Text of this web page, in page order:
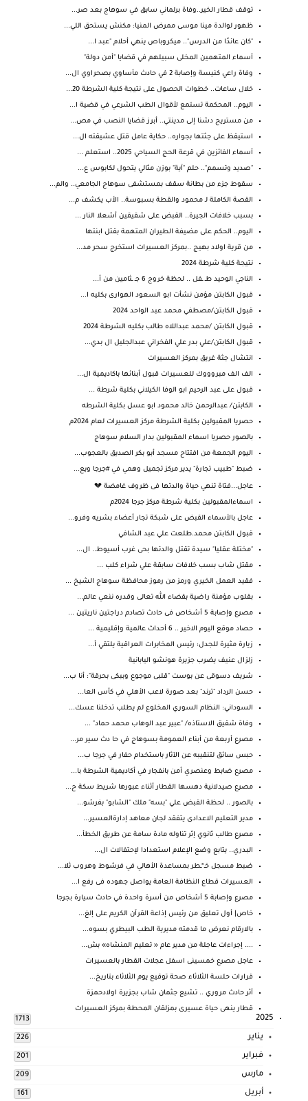
توقف قطار الخير..وفاة برلماني سابق في سوهاج بعد صر...
ظهور لوالدة مينا موسى ممرض المنيا: مكنش يستحق اللي...
"كان عائدًا من الدرس".. ميكروباص ينهي أحلام "عبد ا...
أسماء المتهمين المخلى سبيلهم في قضايا "أمن دولة"
وفاة راعي كنيسة وإصابة 2 في حادث مأساوي بصحراوي ال...
خلال ساعات.. خطوات الحصول على نتيجة كلية الشرطة 20...
اليوم.. المحكمة تستمع لأقوال الطب الشرعي في قضية ا...
من مستريح دشنا إلى مدينتي.. أبرز قضايا النصب في مص...
استيقظ على جثتها بجواره.. حكاية عامل قتل عشيقته ال...
أسماء الفائزين في قرعة الحج السياحي 2025.. استعلم ...
"صديد وتسمم".. حلم "آية" بوزن مثالي يتحول لكابوس ع...
سقوط جزء من بطانة سقف بمستشفى سوهاج الجامعي.. والم...
القصة الكاملة لـ محمود والقطة بسبوسة.. الأب يكشف م...
بسبب خلافات الجيرة.. القبض على شقيقين أشعلا النار ...
اليوم.. الحكم على مضيفة الطيران المتهمة بقتل ابنتها
من قرية اولاد بهيج ..بمركز العسيرات استخرج سحر مد...
نتيجة كلية شرطة 2024
الناجي الوحيد طـ ـفل .. لحظة خروج 6 جـ ـثامين من أ...
قبول الكابتن مؤمن نشأت ابو السعود الهوارى بكليه ا...
قبول الكابتن/مصطفي محمد عبد الواحد 2024
قبول الكابتن /محمد عبداللاه طالب بكليه الشرطة 2024
قبول الكابتن/علي بدر علي الفخراني عبدالجليل ال بدي...
انتشال جثة غريق بمركز العسيرات
الف الف مبروووك للعسيرات قبول أبنائها باكاديمية ال...
قبول على عبد الرحيم ابو الوفا الكيلاني بكلية شرطة ...
الكابتن/ عبدالرحمن خالد محمود ابو عسل بكلية الشرطه
حصريا المقبولين بكلية الشرطة مركز العسيرات لعام 2024م
بالصور حصريا اسماء المقبولين بدار السلام سوهاج
اليوم الجمعة من افتتاح مسجد أبو بكر الصديق بالعجوب...
ضبط "طبيب تجارة" يدير مركز تجميل وهمي في #جرجا ويع...
عاجل...فتاة تنهي حياة والدتها فى ظروف غامضة 💔
اسماءالمقبولين بكلية شرطة مركز جرجا 2024م
عاجل بالأسماء القبض على شبكة تجار أعضاء بشريه وفرو...
قبول الكابتن محمد.طلعت علي عبد الشافي
"مختلة عقليا" سيدة تقتل والدتها بحى غرب أسيوط.. ال...
مقتل شاب بسب خلافات سابقة علي شراء كلب ...
فقيد العمل الخيري ورمز من رموز محافظة سوهاج الشيخ ...
بقلوب مؤمنة راضية بقضاء الله تعالى وقدره ننعي عالم...
مصرع وإصابة 5 أشخاص فى حادث تصادم دراجتين ناريتين ...
حصاد موقع اليوم الاخير .. 6 أحداث عالمية وإقليمية ...
زيارة مثيرة للجدل: رئيس المخابرات العراقية يلتقي أ...
زلزال عنيف يضرب جزيرة هونشو اليابانية
شريف دسوقى عن بوست "قلبى موجوع وببكى بحرقة": أنا ب...
حسن الرداد "ترند" بعد صورة لاعب الأهلي في كأس العا...
السوداني: النظام السوري المخلوع لم يطلب تدخلنا عسك...
وفاة شقيق الاستاذه/ "عبير عبد الوهاب محمد حماد" ...
مصرع أربعة من أبناء العمومة بسوهاج في حا دث سير مر...
حبس سائق لتنقيبه عن الآثار باستخدام حفار في جرجا ب...
مصرع ضابط وعنصري أمن بانفجار في أكاديمية الشرطة با...
مصرع صيدلانية دهسها القطار أثناء عبورها شريط سكة ح...
بالصور .. لحظة القبض علي "بسه" ملك "الشابو" بفرشو...
مدير التعليم الاعدادى يتفقد لجان معاهد إدارةالعسير...
مصرع طالب ثانوي إثر تناوله مادة سامة عن طريق الخطأ...
البدري.. يتابع وضع الإعلام استعدادا لإحتفالات ال...
ضبط مسجل خـ*ـطر بمساعدة الأهالي في فرشوط وهروب ثلا...
العسيرات قطاع النظافة العامة يواصل جهوده فى رفع ا...
مصرع وإصابة 5 أشخاص من أسرة واحدة في حادث سيارة بجرجا
خاص| أول تعليق من رئيس إذاعة القرآن الكريم على إلغ...
بالارقام نعرض ما قدمته مديرية الطب البيطري بسوه...
.... إجراءات عاجلة من مدير عام « تعليم المنشاه» بش...
عاجل مصرع خمسينى اسفل عجلات القطار بالعسيرات
قرارات حلسة الثلاثاء صحة توقيع يوم الثلاثاء بتاريخ...
أثر حادث مروري .. تشيع جثمان شاب بجزيرة اولادحمزة
قطار ينهى حياة عسيرى بمزلقان المحطة بمركز العسيرات
2025
1713
يناير 226
فبراير 201
مارس 209
أبريل 161